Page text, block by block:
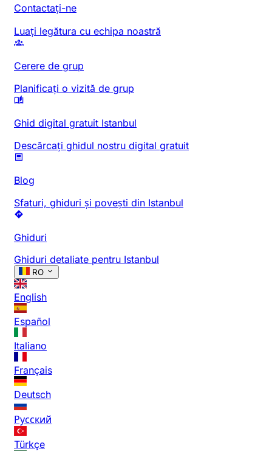
Contactați-ne
Luați legătura cu echipa noastră
Cerere de grup
Planificați o vizită de grup
Ghid digital gratuit Istanbul
Descărcați ghidul nostru digital gratuit
Blog
Sfaturi, ghiduri și povești din Istanbul
Ghiduri
Ghiduri detaliate pentru Istanbul
RO
English
Español
Italiano
Français
Deutsch
Русский
Türkçe